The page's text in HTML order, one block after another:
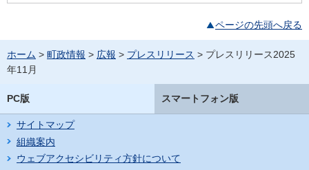
ページの先頭へ戻る
ホーム > 町政情報 > 広報 > プレスリリース > プレスリリース2025
年11月
PC版 スマートフォン版
サイトマップ
組織案内
ウェブアクセシビリティ方針について